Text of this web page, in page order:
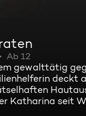
Ab 12
gewalttätig
deckt
Katharina seit